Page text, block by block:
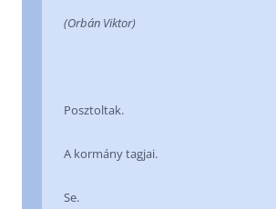
(Orbán Viktor)
Posztoltak.
A kormány tagjai.
Se.